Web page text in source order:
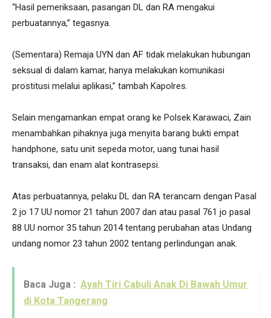
“Hasil pemeriksaan, pasangan DL dan RA mengakui
perbuatannya,” tegasnya.
(Sementara) Remaja UYN dan AF tidak melakukan hubungan
seksual di dalam kamar, hanya melakukan komunikasi
prostitusi melalui aplikasi,” tambah Kapolres.
Selain mengamankan empat orang ke Polsek Karawaci, Zain
menambahkan pihaknya juga menyita barang bukti empat
handphone, satu unit sepeda motor, uang tunai hasil
transaksi, dan enam alat kontrasepsi.
Atas perbuatannya, pelaku DL dan RA terancam dengan Pasal
2 jo 17 UU nomor 21 tahun 2007 dan atau pasal 761 jo pasal
88 UU nomor 35 tahun 2014 tentang perubahan atas Undang
undang nomor 23 tahun 2002 tentang perlindungan anak.
Baca Juga : Ayah Tiri Cabuli Anak Di Bawah Umur
di Kota Tangerang